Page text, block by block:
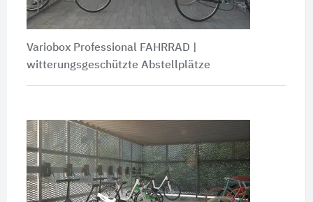
Variobox Professional FAHRRAD |
witterungsgeschützte Abstellplätze